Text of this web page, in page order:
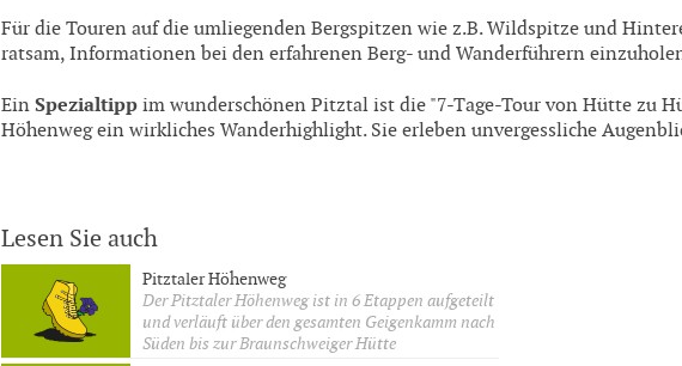
Für die Touren auf die umliegenden Bergspitzen wie z.B. Wildspitze und
ratsam, Informationen bei den erfahrenen Berg- und Wanderführern
Ein Spezialtipp im wunderschönen Pitztal ist die "7-Tage-Tour von Hütte zu
Höhenweg ein wirkliches Wanderhighlight. Sie erleben unvergessliche
Lesen Sie auch
Pitztaler Höhenweg
Der Pitztaler Höhenweg ist in 6 Etappen aufgeteilt
und verläuft über den gesamten Geigenkamm nach
Süden bis zur Braunschweiger Hütte